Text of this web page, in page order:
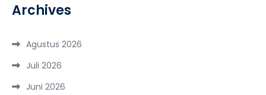
Archives
Agustus 2026
Juli 2026
Juni 2026